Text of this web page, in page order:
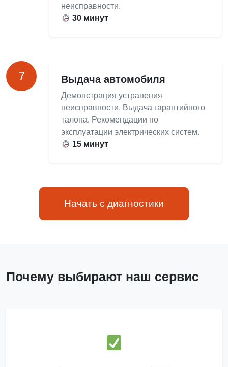
неисправности.
30 минут
7 Выдача автомобиля
Демонстрация устранения
неисправности. Выдача гарантийного
талона. Рекомендации по
эксплуатации электрических систем.
15 минут
Начать с диагностики
Почему выбирают наш сервис